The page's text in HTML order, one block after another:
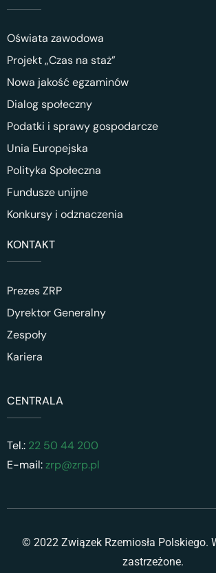
Oświata zawodowa
Projekt „Czas na staż”
Nowa jakość egzaminów
Dialog społeczny
Podatki i sprawy gospodarcze
Unia Europejska
Polityka Społeczna
Fundusze unijne
Konkursy i odznaczenia
KONTAKT
Prezes ZRP
Dyrektor Generalny
Zespoły
Kariera
CENTRALA
Tel.: 22 50 44 200
E-mail:zrp@zrp.pl
© 2022 Związek Rzemiosła Polskiego.
zastrzeżone.